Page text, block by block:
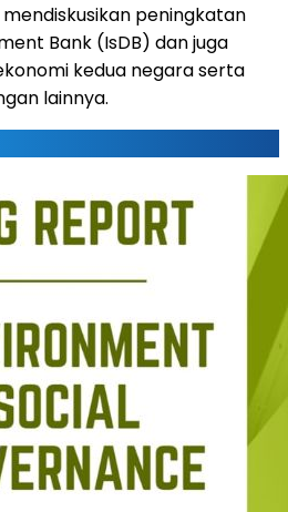
peningkatan
Bank (IsDB) dan juga
kedua negara serta
lainnya.